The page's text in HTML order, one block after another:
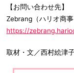
【お問い合わせ先】
Zebrang（ハリオ商事
https://
取材・文／西村絵津